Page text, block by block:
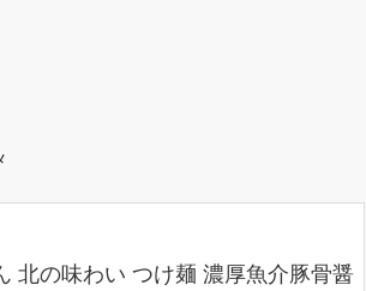
北の味わい つけ麺 濃厚魚介豚骨醤